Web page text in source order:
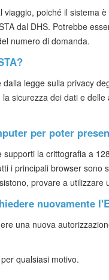
poiché il sistema
dal DHS. Potrebbe
numero di domanda.
legge sulla privacy
sicurezza dei dati e
per poter
la crittografia a
i principali browser
provare a utilizzare
nuovamente
una nuova
qualsiasi motivo.